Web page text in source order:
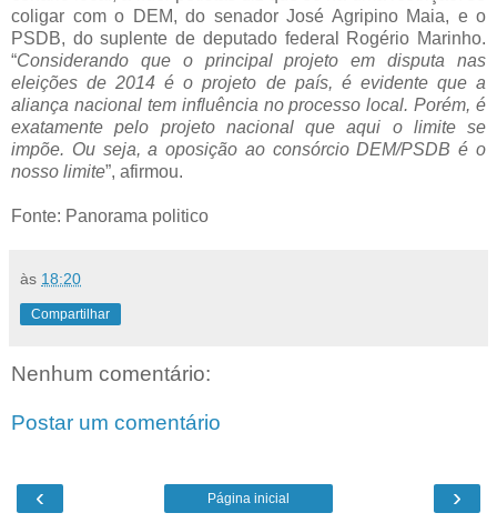
coligar com o DEM, do senador José Agripino Maia, e o
PSDB, do suplente de deputado federal Rogério Marinho.
“Considerando que o principal projeto em disputa nas
eleições de 2014 é o projeto de país, é evidente que a
aliança nacional tem influência no processo local. Porém, é
exatamente pelo projeto nacional que aqui o limite se
impõe. Ou seja, a oposição ao consórcio DEM/PSDB é o
nosso limite”, afirmou.
Fonte: Panorama politico
às 18:20
Compartilhar
Nenhum comentário:
Postar um comentário
‹ ›
Página inicial